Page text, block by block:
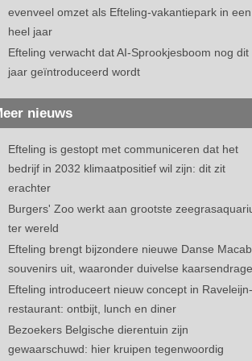
evenveel omzet als Efteling-vakantiepark in een
heel jaar
Efteling verwacht dat AI-Sprookjesboom nog dit
jaar geïntroduceerd wordt
nieuws
Efteling is gestopt met communiceren dat het
bedrijf in 2032 klimaatpositief wil zijn: dit zit
erachter
Burgers' Zoo werkt aan grootste
ter wereld
Efteling brengt bijzondere nieuwe Danse
souvenirs uit, waaronder duivelse
Efteling introduceert nieuw concept in Raveleijn-
restaurant: ontbijt, lunch en diner
Bezoekers Belgische dierentuin zijn
gewaarschuwd: hier kruipen tegenwoordig